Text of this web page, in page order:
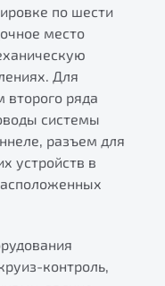
по шести
место
Для
второго ряда
системы
разъем для
устройств в
контроль,